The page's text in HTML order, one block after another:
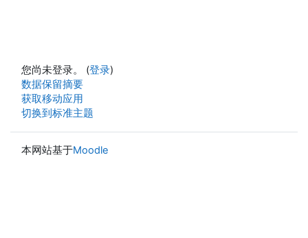
您尚未登录。 (登录)
‎数据保留摘要‎
获取移动应用
切换到标准主题
本网站基于Moodle